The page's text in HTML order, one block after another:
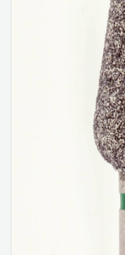
SpuckNo | Spuckschutz